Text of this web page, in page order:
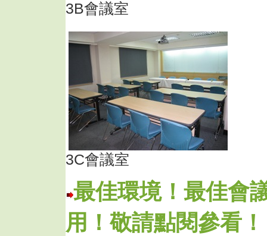
3B會議室
3C會議室
最佳環境！最佳會
用！敬請點閱參看！